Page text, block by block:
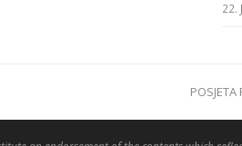
22.
next